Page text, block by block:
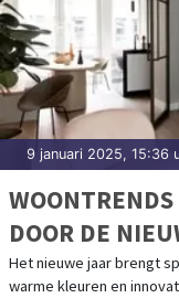
9 januari 2025, 15:36
DOOR DE
KLEUREN
Het nieuwe jaar brengt
warme kleuren en